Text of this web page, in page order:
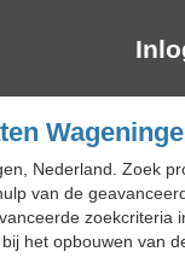
Nederland. Zoek
van de
het opbouwen van